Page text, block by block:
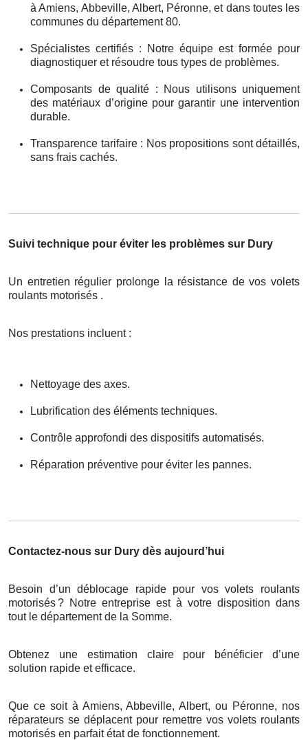
à Amiens, Abbeville, Albert, Péronne, et dans toutes les
communes du département 80.
Spécialistes certifiés : Notre équipe est formée pour
diagnostiquer et résoudre tous types de problèmes.
Composants de qualité : Nous utilisons uniquement
des matériaux d’origine pour garantir une intervention
durable.
Transparence tarifaire : Nos propositions sont détaillés,
sans frais cachés.
Suivi technique pour éviter les problèmes sur Dury
Un entretien régulier prolonge la résistance de vos volets
roulants motorisés .
Nos prestations incluent :
Nettoyage des axes.
Lubrification des éléments techniques.
Contrôle approfondi des dispositifs automatisés.
Réparation préventive pour éviter les pannes.
Contactez-nous sur Dury dès aujourd’hui
Besoin d’un déblocage rapide pour vos volets roulants
motorisés? Notre entreprise est à votre disposition dans
tout le département de la Somme.
Obtenez une estimation claire pour bénéficier d’une
solution rapide et efficace.
Que ce soit à Amiens, Abbeville, Albert, ou Péronne, nos
réparateurs se déplacent pour remettre vos volets roulants
motorisés en parfait état de fonctionnement.